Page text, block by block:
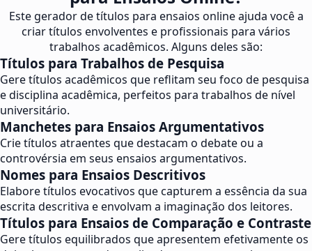
Este gerador de títulos para ensaios online ajuda você a
criar títulos envolventes e profissionais para vários
trabalhos acadêmicos. Alguns deles são:
Títulos para Trabalhos de Pesquisa
Gere títulos acadêmicos que reflitam seu foco de pesquisa
e disciplina acadêmica, perfeitos para trabalhos de nível
universitário.
Manchetes para Ensaios Argumentativos
Crie títulos atraentes que destacam o debate ou a
controvérsia em seus ensaios argumentativos.
Nomes para Ensaios Descritivos
Elabore títulos evocativos que capturem a essência da sua
escrita descritiva e envolvam a imaginação dos leitores.
Títulos para Ensaios de Comparação e Contraste
Gere títulos equilibrados que apresentem efetivamente os